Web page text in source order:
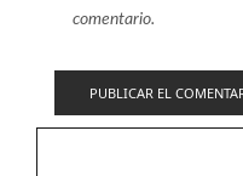
comentario.